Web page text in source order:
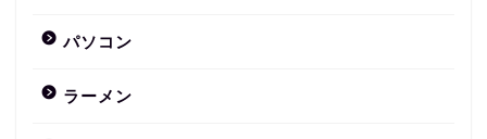
パソコン
ラーメン